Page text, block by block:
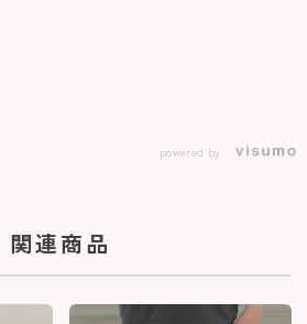
powered by
関連商品